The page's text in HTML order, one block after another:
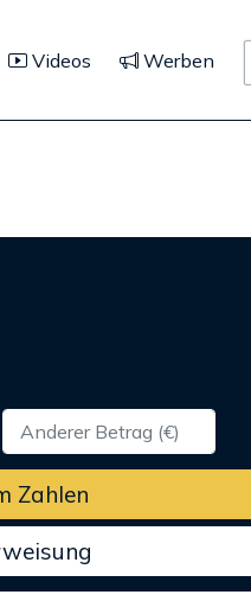
Videos Werben
Zahlen